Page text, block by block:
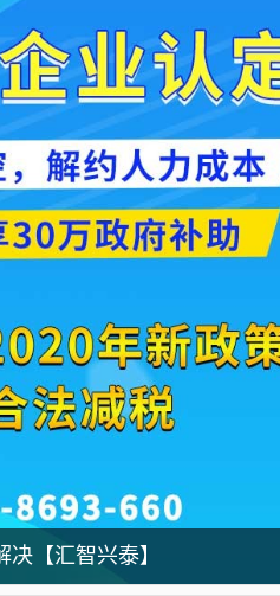
【汇智兴泰】